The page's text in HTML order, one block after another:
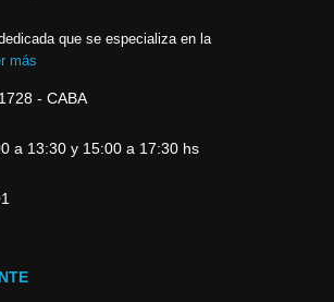
que se especializa en la
más
- CABA
a 13:30 y 15:00 a 17:30 hs